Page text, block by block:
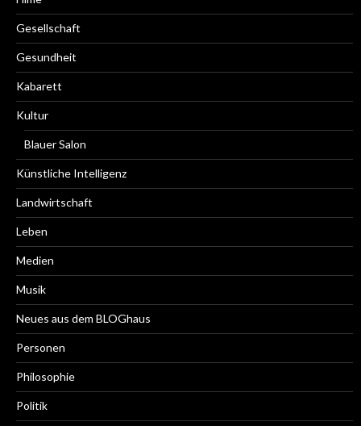
Gesellschaft
Gesundheit
Kabarett
Kultur
Blauer Salon
Künstliche Intelligenz
Landwirtschaft
Leben
Medien
Musik
Neues aus dem BLOGhaus
Personen
Philosophie
Politik